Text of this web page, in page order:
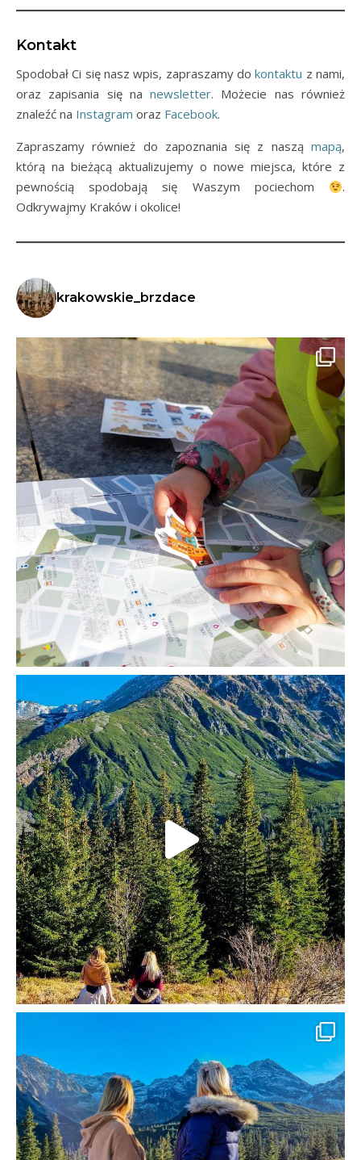
Kontakt
Spodobał Ci się nasz wpis, zapraszamy dokontaktu z nami,
oraz zapisania się nanewsletter. Możecie nas również
znaleźć na Instagram oraz Facebook.
Zapraszamy również do zapoznania się z naszą mapą,
którą na bieżącą aktualizujemy o nowe miejsca, które z
pewnością spodobają się Waszym pociechom
.
Odkrywajmy Kraków i okolice!
krakowskie_brzdace